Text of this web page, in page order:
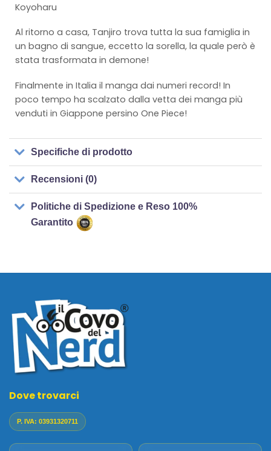
Koyoharu
Al ritorno a casa, Tanjiro trova tutta la sua famiglia in
un bagno di sangue, eccetto la sorella, la quale però è
stata trasformata in demone!
Finalmente in Italia il manga dai numeri record! In
poco tempo ha scalzato dalla vetta dei manga più
venduti in Giappone persino One Piece!
Specifiche di prodotto
Recensioni (0)
Politiche di Spedizione e Reso 100%
Garantito
Dove trovarci
P. IVA: 03931320711